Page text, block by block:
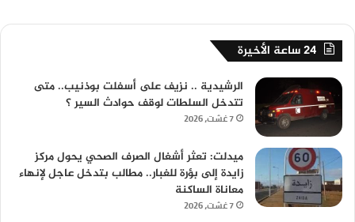
24 ساعة الأخيرة
الرشيدية .. نزيف على أسفلت بوذنيب.. متى
تتدخل السلطات لوقف حوادث السير ؟
7 غشت، 2026
ميدلت: تعثر أشغال الصرف الصحي يحول مركز
زايدة إلى بؤرة للغبار.. مطالب بتدخل عاجل لإنهاء
معاناة الساكنة
7 غشت، 2026